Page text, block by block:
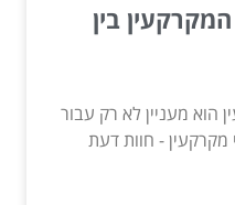
בין
הוא מעניין לא רק עבור
- חוות דעת